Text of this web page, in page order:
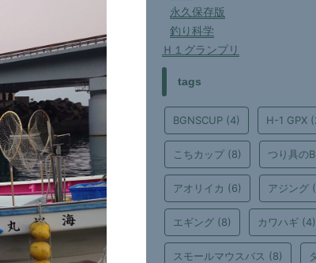
永久保存版
釣り科学
Ｈ１グランプリ
tags
BGNSCUP (4) H-1 GPX
こちカップ (8) つり具の
アオリイカ (6) アジング
エギング (8) カワハギ (4)
スモールマウスバス (8)